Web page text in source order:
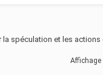
la spéculation et les